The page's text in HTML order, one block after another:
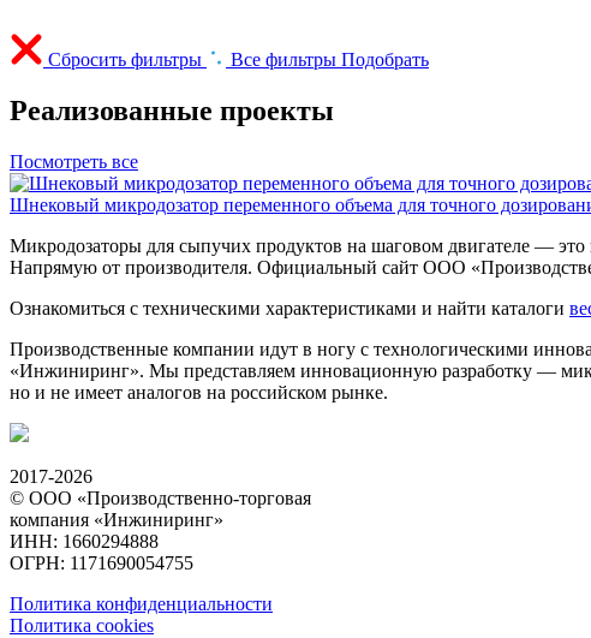
Сбросить фильтры Все фильтры Подобрать
Реализованные проекты
Посмотреть все
Шнековый микродозатор переменного объема для точного
Микродозаторы для сыпучих продуктов на шаговом двигателе — это
Напрямую от производителя. Официальный сайт ООО
Ознакомиться с техническими характеристиками и найти каталоги
Производственные компании идут в ногу с технологическими
«Инжиниринг». Мы представляем инновационную разработку —
но и не имеет аналогов на российском рынке.
2017-2026
© ООО «Производственно-торговая
компания «Инжиниринг»
ИНН: 1660294888
ОГРН: 1171690054755
Политика конфиденциальности
Политика cookies